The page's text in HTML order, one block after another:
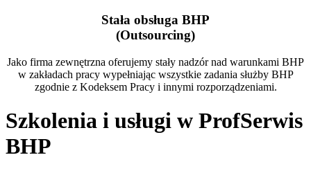
Stała obsługa BHP
(Outsourcing)
Jako firma zewnętrzna oferujemy stały nadzór nad warunkami BHP
w zakładach pracy wypełniając wszystkie zadania służby BHP
zgodnie z Kodeksem Pracy i innymi rozporządzeniami.
Szkolenia i usługi w ProfSerwis
BHP